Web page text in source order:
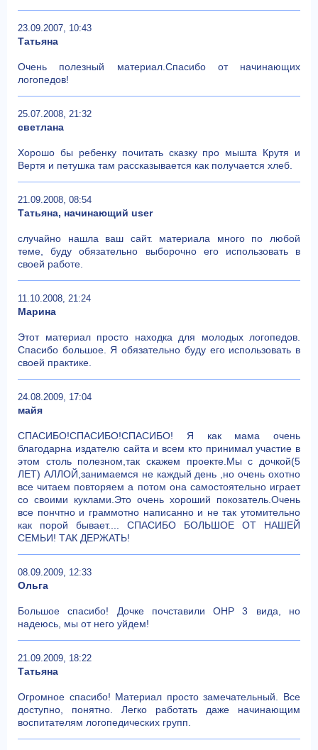
23.09.2007, 10:43
Татьяна
Очень полезный материал.Спасибо от начинающих
логопедов!
25.07.2008, 21:32
светлана
Хорошо бы ребенку почитать сказку про мышта Крутя и
Вертя и петушка там рассказывается как получается хлеб.
21.09.2008, 08:54
Татьяна, начинающий user
случайно нашла ваш сайт. материала много по любой
теме, буду обязательно выборочно его использовать в
своей работе.
11.10.2008, 21:24
Марина
Этот материал просто находка для молодых логопедов.
Спасибо большое. Я обязательно буду его использовать в
своей практике.
24.08.2009, 17:04
майя
СПАСИБО!СПАСИБО!СПАСИБО! Я как мама очень
благодарна издателю сайта и всем кто принимал участие в
этом столь полезном,так скажем проекте.Мы с дочкой(5
ЛЕТ) АЛЛОЙ,занимаемся не каждый день ,но очень охотно
все читаем повторяем а потом она самостоятельно играет
со своими куклами.Это очень хороший покозатель.Очень
все пончтно и граммотно написанно и не так утомительно
как порой бывает.... СПАСИБО БОЛЬШОЕ ОТ НАШЕЙ
СЕМЬИ! ТАК ДЕРЖАТЬ!
08.09.2009, 12:33
Ольга
Большое спасибо! Дочке почставили ОНР 3 вида, но
надеюсь, мы от него уйдем!
21.09.2009, 18:22
Татьяна
Огромное спасибо! Материал просто замечательный. Все
доступно, понятно. Легко работать даже начинающим
воспитателям логопедических групп.